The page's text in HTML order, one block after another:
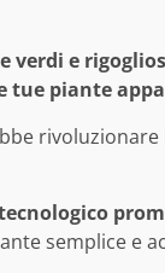
verdi e
tue piante
semplice e